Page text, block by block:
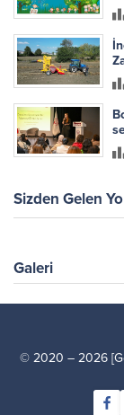
Sizden Gelen
Galeri
© 2020 – 2026